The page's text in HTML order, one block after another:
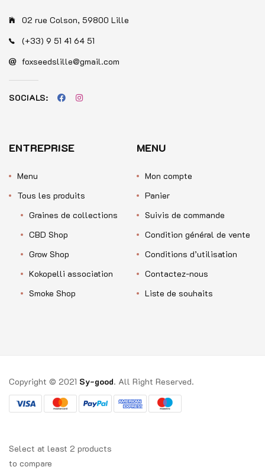
02 rue Colson, 59800 Lille
(+33) 9 51 41 64 51
foxseedslille@gmail.com
SOCIALS:
ENTREPRISE
Menu
Tous les produits
Graines de collections
CBD Shop
Grow Shop
Kokopelli association
Smoke Shop
MENU
Mon compte
Panier
Suivis de commande
Condition général de vente
Conditions d’utilisation
Contactez-nous
Liste de souhaits
Copyright © 2021 Sy-good. All Right Reserved.
Select at least 2 products
to compare